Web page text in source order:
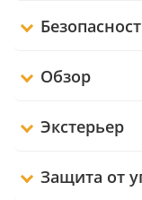
Обзор
Экстерьер
Защита от